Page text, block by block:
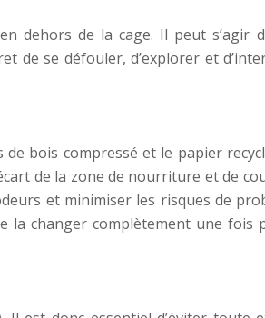
dehors de la cage. Il peut s’agir
de se défouler, d’explorer et
bois compressé et le papier
de la zone de nourriture et de
et minimiser les risques de
changer complètement une